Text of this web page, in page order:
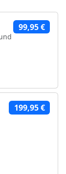
99,95 €
199,95 €